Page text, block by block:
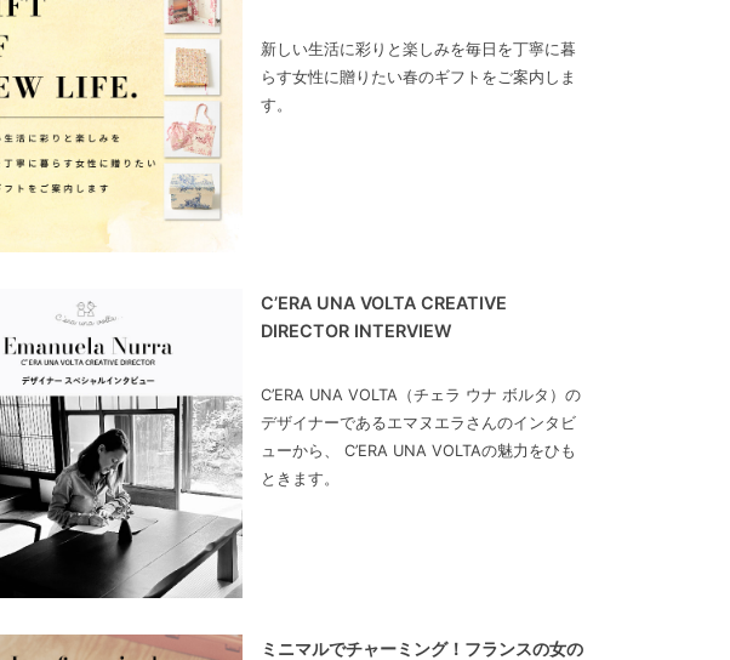
新しい生活に彩りと楽しみを毎日を丁寧に暮
らす女性に贈りたい春のギフトをご案内しま
す。
C’ERA UNA VOLTA CREATIVE
DIRECTOR INTERVIEW
C’ERA UNA VOLTA（チェラ ウナ ボルタ）の
デザイナーであるエマヌエラさんのインタビ
ューから、 C’ERA UNA VOLTAの魅力をひも
ときます。
ミニマルでチャーミング！フランスの女の